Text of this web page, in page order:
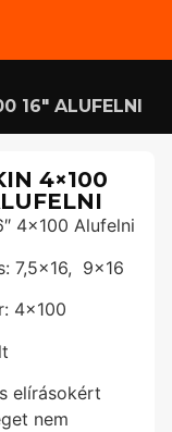
16″ ALUFELNI
4×100
4×100 Alufelni
7,5×16, 9×16
4×100
elírásokért
nem